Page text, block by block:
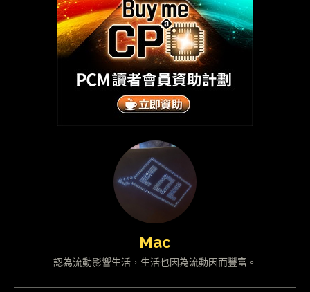
Mac
認為流動影響生活，生活也因為流動因而豐富。